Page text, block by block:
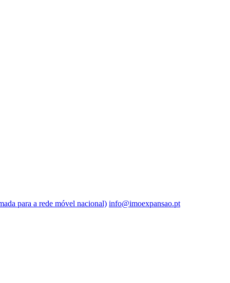
para a rede móvel nacional) info@imoexpansao.pt